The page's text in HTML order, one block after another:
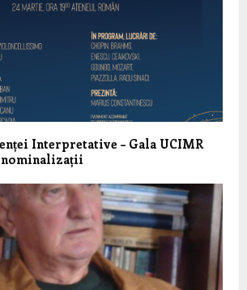
Interpretative – Gala UCIMR
nominalizații